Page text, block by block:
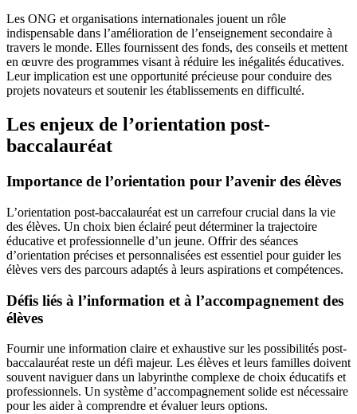
Les ONG et organisations internationales jouent un rôle
indispensable dans l’amélioration de l’enseignement secondaire à
travers le monde. Elles fournissent des fonds, des conseils et mettent
en œuvre des programmes visant à réduire les inégalités éducatives.
Leur implication est une opportunité précieuse pour conduire des
projets novateurs et soutenir les établissements en difficulté.
Les enjeux de l’orientation post-
baccalauréat
Importance de l’orientation pour l’avenir des élèves
L’orientation post-baccalauréat est un carrefour crucial dans la vie
des élèves. Un choix bien éclairé peut déterminer la trajectoire
éducative et professionnelle d’un jeune. Offrir des séances
d’orientation précises et personnalisées est essentiel pour guider les
élèves vers des parcours adaptés à leurs aspirations et compétences.
Défis liés à l’information et à l’accompagnement des
élèves
Fournir une information claire et exhaustive sur les possibilités post-
baccalauréat reste un défi majeur. Les élèves et leurs familles doivent
souvent naviguer dans un labyrinthe complexe de choix éducatifs et
professionnels. Un système d’accompagnement solide est nécessaire
pour les aider à comprendre et évaluer leurs options.